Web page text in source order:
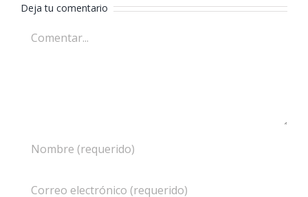
Deja tu comentario
Comentar